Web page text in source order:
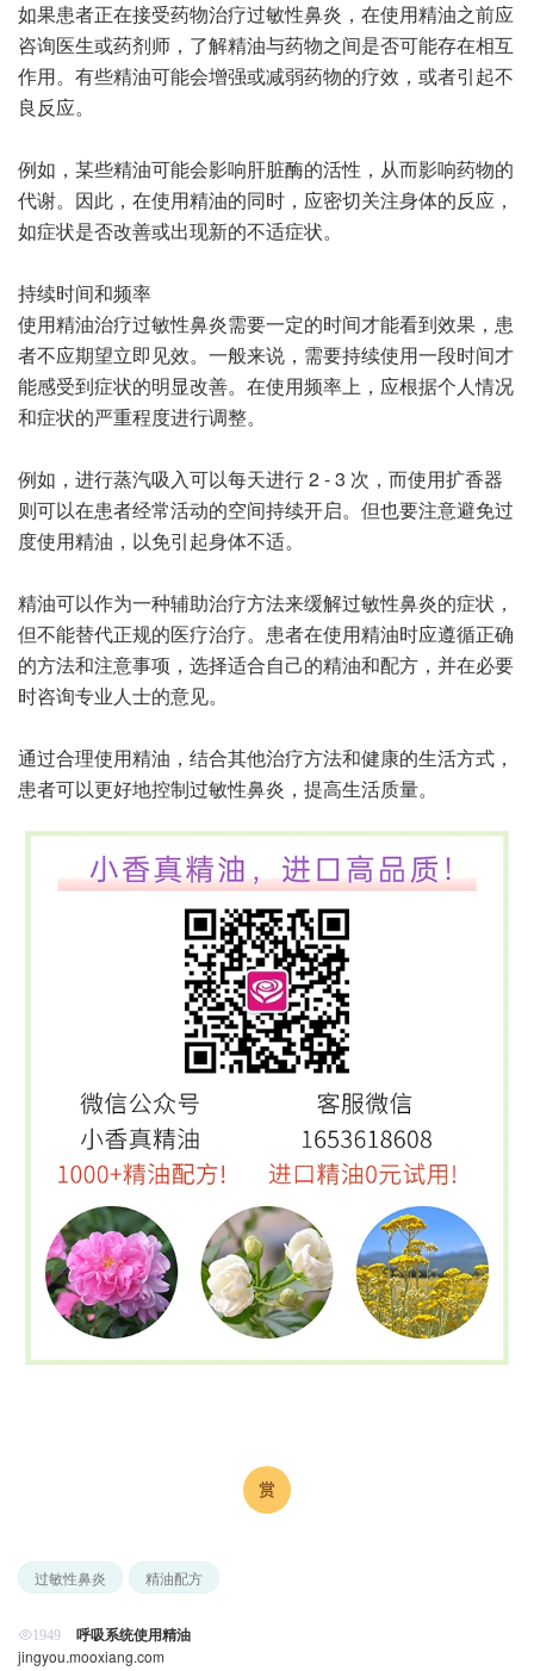
如果患者正在接受药物治疗过敏性鼻炎，在使用精油之前应
咨询医生或药剂师，了解精油与药物之间是否可能存在相互
作用。有些精油可能会增强或减弱药物的疗效，或者引起不
良反应。
例如，某些精油可能会影响肝脏酶的活性，从而影响药物的
代谢。因此，在使用精油的同时，应密切关注身体的反应，
如症状是否改善或出现新的不适症状。
持续时间和频率
使用精油治疗过敏性鼻炎需要一定的时间才能看到效果，患
者不应期望立即见效。一般来说，需要持续使用一段时间才
能感受到症状的明显改善。在使用频率上，应根据个人情况
和症状的严重程度进行调整。
例如，进行蒸汽吸入可以每天进行 2 - 3 次，而使用扩香器
则可以在患者经常活动的空间持续开启。但也要注意避免过
度使用精油，以免引起身体不适。
精油可以作为一种辅助治疗方法来缓解过敏性鼻炎的症状，
但不能替代正规的医疗治疗。患者在使用精油时应遵循正确
的方法和注意事项，选择适合自己的精油和配方，并在必要
时咨询专业人士的意见。
通过合理使用精油，结合其他治疗方法和健康的生活方式，
患者可以更好地控制过敏性鼻炎，提高生活质量。
过敏性鼻炎 精油配方
1949 呼吸系统使用精油
jingyou.mooxiang.com